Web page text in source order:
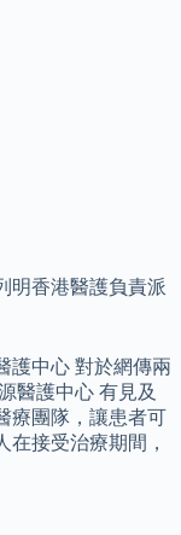
明香港醫護負責派
護中心 對於網傳兩
醫護中心 有見及
療團隊，讓患者可
接受治療期間，